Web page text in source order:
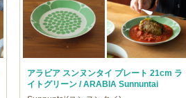
アラビア スンヌンタイ プレート 21cm ラ
イトグリーン / ARABIA Sunnuntai